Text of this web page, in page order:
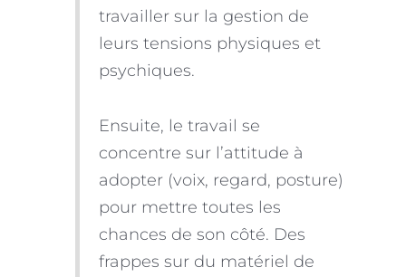
travailler sur la gestion de
leurs tensions physiques et
psychiques.
Ensuite, le travail se
concentre sur l’attitude à
adopter (voix, regard, posture)
pour mettre toutes les
chances de son côté. Des
frappes sur du matériel de